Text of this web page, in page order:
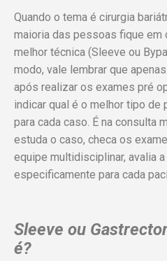
Quando o tema é cirurgia
maioria das pessoas fique em
melhor técnica (Sleeve ou
modo, vale lembrar que
após realizar os exames pré
indicar qual é o melhor tipo de
para cada caso. É na consulta
estuda o caso, checa os
equipe multidisciplinar, avalia
especificamente para cada
Sleeve ou
é?